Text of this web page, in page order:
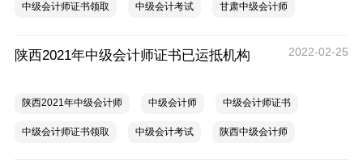
中级会计师证书领取 中级会计考试 甘肃中级会计师
陕西2021年中级会计师证书已运抵机构 2022-02-25
陕西2021年中级会计师 中级会计师 中级会计师证书
中级会计师证书领取 中级会计考试 陕西中级会计师